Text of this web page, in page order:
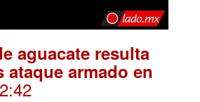
aguacate resulta
ataque armado en